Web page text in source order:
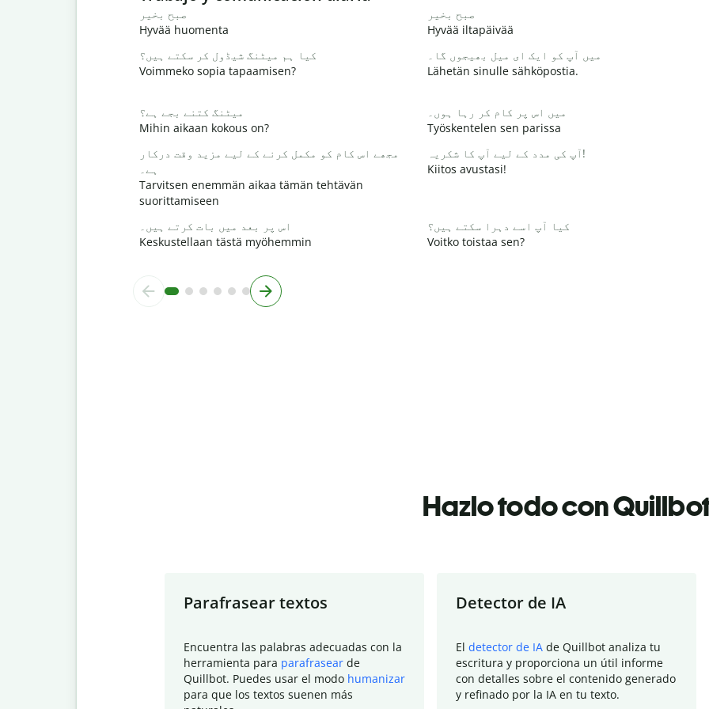
صبح بخیر
Hyvää huomenta
صبح بخیر
Hyvää iltapäivää
کیا ہم میٹنگ شیڈول کر سکتے ہیں؟
Voimmeko sopia tapaamisen?
میں آپ کو ایک ای میل بھیجوں گا۔
Lähetän sinulle sähköpostia.
میٹنگ کتنے بجے ہے؟
Mihin aikaan kokous on?
میں اس پر کام کر رہا ہوں۔
Työskentelen sen parissa
مجھے اس کام کو مکمل کرنے کے لیے مزید وقت درکار
ہے۔
Tarvitsen enemmän aikaa tämän tehtävän
suorittamiseen
آپ کی مدد کے لیے آپ کا شکریہ!
Kiitos avustasi!
اس پر بعد میں بات کرتے ہیں۔
Keskustellaan tästä myöhemmin
کیا آپ اسے دہرا سکتے ہیں؟
Voitko toistaa sen?
Hazlo todo con
Parafrasear textos
Encuentra las palabras adecuadas con la
herramienta para parafrasear de
Quillbot. Puedes usar el modo humanizar
para que los textos suenen más
Detector de IA
El detector de IA de Quillbot analiza tu
escritura y proporciona un útil informe
con detalles sobre el contenido generado
y refinado por la IA en tu texto.